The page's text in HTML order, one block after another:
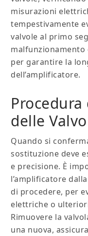
misurazioni
tempestivamente
valvole al primo
malfunzionamento
per garantire la
dell’amplificatore.
delle
Quando si
sostituzione deve
e precisione. È
l’amplificatore
di procedere, per
elettriche o
Rimuovere la
una nuova,